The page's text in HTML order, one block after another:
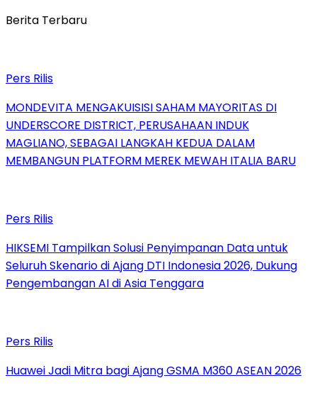
Berita Terbaru
Pers Rilis
MONDEVITA MENGAKUISISI SAHAM MAYORITAS DI
UNDERSCORE DISTRICT, PERUSAHAAN INDUK
MAGLIANO, SEBAGAI LANGKAH KEDUA DALAM
MEMBANGUN PLATFORM MEREK MEWAH ITALIA BARU
Pers Rilis
HIKSEMI Tampilkan Solusi Penyimpanan Data untuk
Seluruh Skenario di Ajang DTI Indonesia 2026, Dukung
Pengembangan AI di Asia Tenggara
Pers Rilis
Huawei Jadi Mitra bagi Ajang GSMA M360 ASEAN 2026